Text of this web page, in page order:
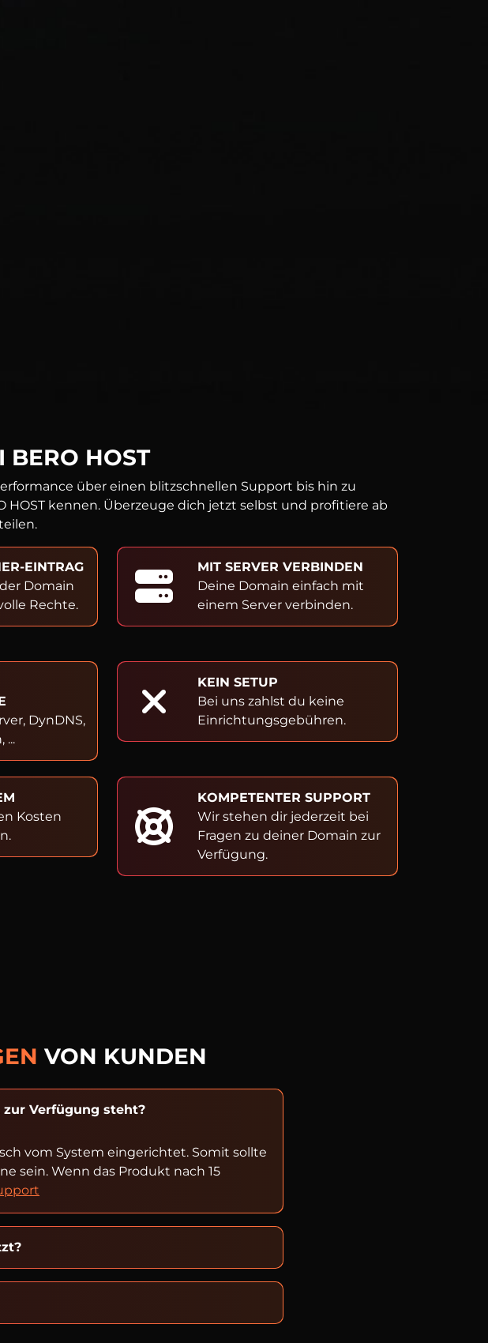
BERO HOST
über einen blitzschnellen Support bis hin zu
kennen. Überzeuge dich jetzt selbst und profitiere ab
EINTRAG
Domain
Rechte.
MIT SERVER VERBINDEN
Deine Domain einfach mit
einem Server verbinden.
DynDNS,
...
KEIN SETUP
Bei uns zahlst du keine
Einrichtungsgebühren.
Kosten
KOMPETENTER SUPPORT
Wir stehen dir jederzeit bei
Fragen zu deiner Domain zur
Verfügung.
VON KUNDEN
Verfügung steht?
vom System eingerichtet. Somit sollte
sein. Wenn das Produkt nach 15